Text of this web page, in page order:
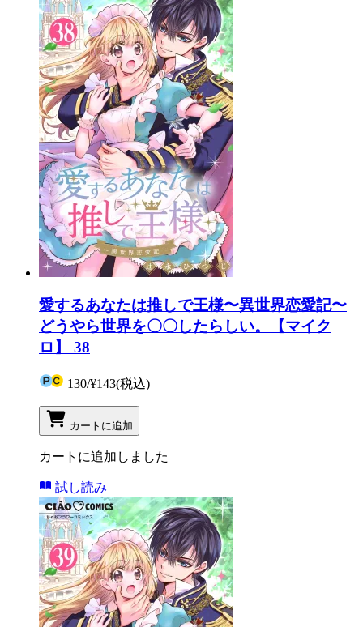
愛するあなたは推しで王様〜異世界恋愛記〜
どうやら世界を〇〇したらしい。【マイク
ロ】 38
130/¥143(税込)
カートに追加
カートに追加しました
試し読み